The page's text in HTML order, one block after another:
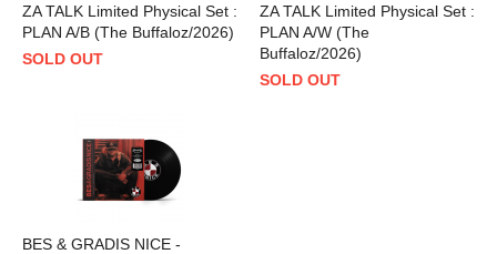
ZA TALK Limited Physical Set :
PLAN A/B (The Buffaloz/2026)
SOLD OUT
ZA TALK Limited Physical Set :
PLAN A/W (The
Buffaloz/2026)
SOLD OUT
BES & GRADIS NICE -